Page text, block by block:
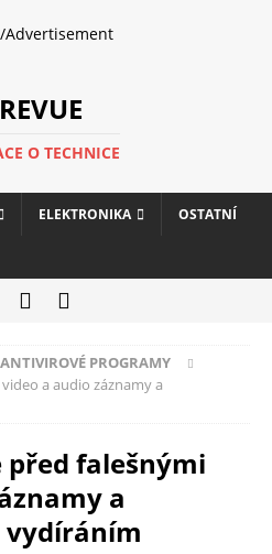
Advertisement
O TECHNICE
ELEKTRONIKA OSTATNÍ
ANTIVIROVÉ PROGRAMY
a audio záznamy a
falešnými
a